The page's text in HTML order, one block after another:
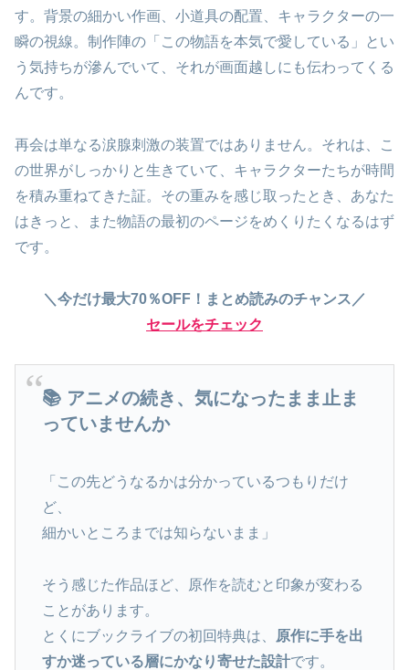
す。背景の細かい作画、小道具の配置、キャラクターの一
瞬の視線。制作陣の「この物語を本気で愛している」とい
う気持ちが滲んでいて、それが画面越しにも伝わってくる
んです。
再会は単なる涙腺刺激の装置ではありません。それは、こ
の世界がしっかりと生きていて、キャラクターたちが時間
を積み重ねてきた証。その重みを感じ取ったとき、あなた
はきっと、また物語の最初のページをめくりたくなるはず
です。
＼今だけ最大70％OFF！まとめ読みのチャンス／
セールをチェック
📚 アニメの続き、気になったまま止ま
っていませんか
「この先どうなるかは分かっているつもりだけ
ど、
細かいところまでは知らないまま」
そう感じた作品ほど、原作を読むと印象が変わる
ことがあります。
とくにブックライブの初回特典は、
原作に手を出
すか迷っている層にかなり寄せた設計です。